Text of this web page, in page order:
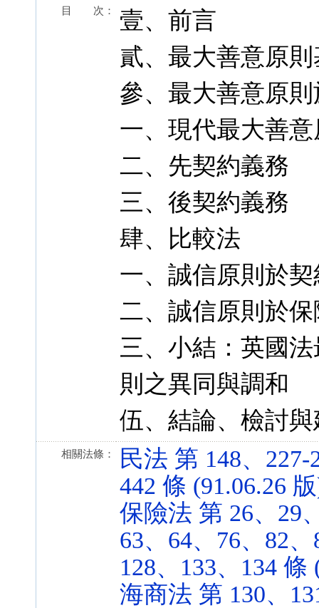
目 次：
壹、前言
貳、最大善意原
參、最大善意原
一、現代最大善
二、先契約義務
三、後契約義務
肆、比較法
一、誠信原則於
二、誠信原則於
三、小結：英國
則之異同與調和
伍、結論、檢討
相關法條：
民法 第 148、
442 條 (91.06.26
保險法 第 26、29
63、64、76、82
128、133、134 條
海商法 第 130、